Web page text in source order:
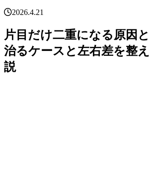
2026.4.21
片目だけ二重になる原因
治るケースと左右差を整
説